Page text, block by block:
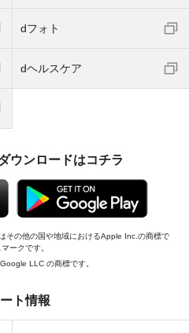
dフォト
dヘルスケア
ウンロードはコチラ
その他の国や地域におけるApple Inc.の商標で
ークです。
LLC の商標です。
ト情報